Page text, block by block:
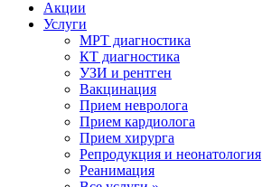
Акции
Услуги
МРТ диагностика
КТ диагностика
УЗИ и рентген
Вакцинация
Прием невролога
Прием кардиолога
Прием хирурга
Репродукция и неонатология
Реанимация